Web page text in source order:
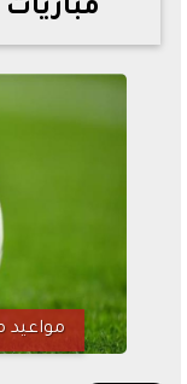
تصرف مثير من
تحسن حالة
أسعار
مباريات
مواعيد